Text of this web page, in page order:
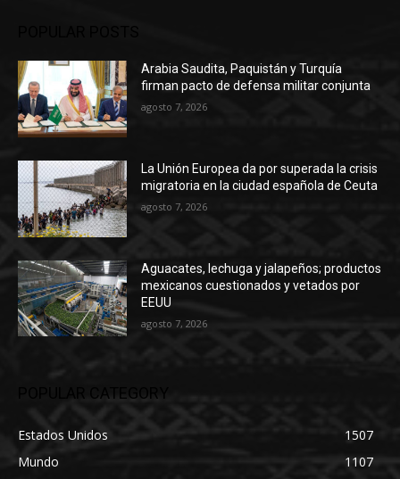
Arabia Saudita, Paquistán y Turquía
firman pacto de defensa militar conjunta
agosto 7, 2026
La Unión Europea da por superada la crisis
migratoria en la ciudad española de Ceuta
agosto 7, 2026
Aguacates, lechuga y jalapeños; productos
mexicanos cuestionados y vetados por
EEUU
agosto 7, 2026
POPULAR CATEGORY
Estados Unidos
1507
Mundo
1107